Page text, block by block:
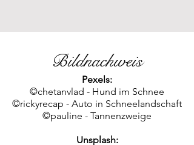
Bildnachweis
Pexels:
©chetanvlad - Hund im Schnee
©rickyrecap - Auto in Schneelandschaft
©pauline - Tannenzweige
Unsplash: